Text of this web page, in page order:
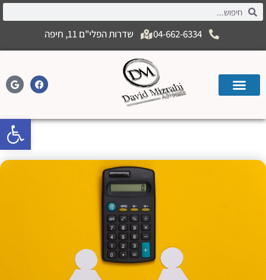
04-662-6334 שדרות הפלי"ם 11, חיפה